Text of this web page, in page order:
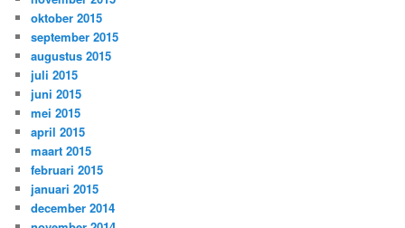
oktober 2015
september 2015
augustus 2015
juli 2015
juni 2015
mei 2015
april 2015
maart 2015
februari 2015
januari 2015
december 2014